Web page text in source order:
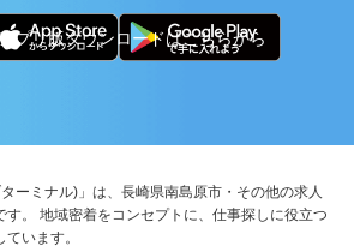
アプリ版ダウンロードはこちらから
ーミナル)」は、長崎県南島原市・その他の求人
す。 地域密着をコンセプトに、仕事探しに役立つ
います。